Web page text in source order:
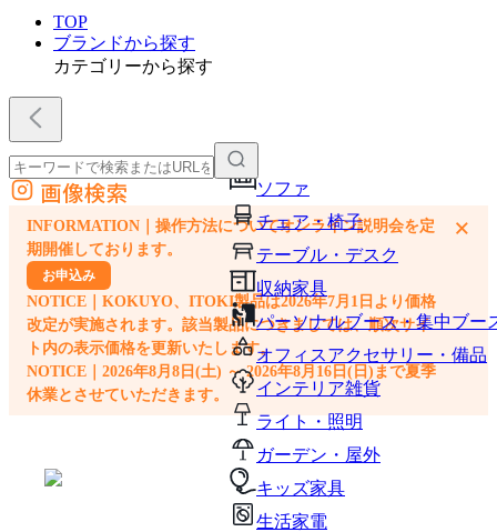
TOP
ブランドから探す
カテゴリーから探す
ソファ
チェア・椅子
テーブル・デスク
収納家具
パーソナルブース・集中ブー
オフィスアクセサリー・備品
インテリア雑貨
ライト・照明
ガーデン・屋外
キッズ家具
生活家電
外部サイトの商品をカートに追加
他のサイトで見つけた商品ページのURLを貼り付けて、カートに追加できます
画像検索
INFORMATION｜操作方法についてオンライン説明会を定
期開催しております。
お申込み
NOTICE｜KOKUYO、ITOKI製品は2026年7月1日より価格
改定が実施されます。該当製品につきましては、順次サイ
ト内の表示価格を更新いたします。
NOTICE｜2026年8月8日(土) ～ 2026年8月16日(日)まで夏季
休業とさせていただきます。
×